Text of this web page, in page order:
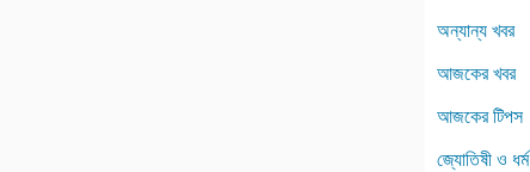
অন্যান্য খবর
আজকের খবর
আজকের টিপস
জ্যোতিষী ও ধর্ম